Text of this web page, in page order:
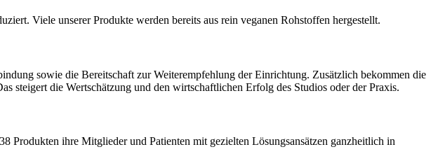
Viele unserer Produkte werden bereits aus rein veganen Rohstoffen hergestellt.
sowie die Bereitschaft zur Weiterempfehlung der Einrichtung. Zusätzlich bekommen die
steigert die Wertschätzung und den wirtschaftlichen Erfolg des Studios oder der Praxis.
Produkten ihre Mitglieder und Patienten mit gezielten Lösungsansätzen ganzheitlich in